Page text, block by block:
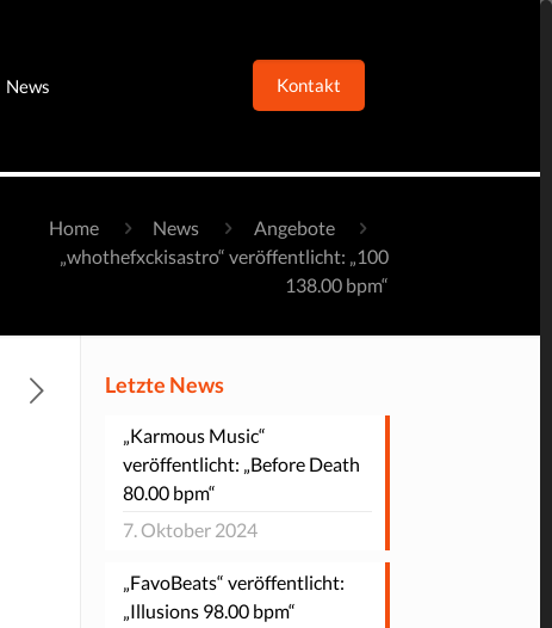
News Kontakt
Home News
Angebote
„whothefxckisastro“ veröffentlicht: „100
138.00 bpm“
Letzte News
„Karmous Music“
veröffentlicht: „Before Death
80.00 bpm“
7. Oktober 2024
„FavoBeats“ veröffentlicht:
„Illusions 98.00 bpm“